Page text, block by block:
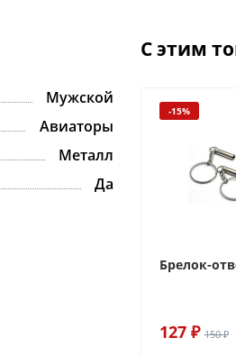
Мужской
Авиаторы
Металл
Да
С этим
-15%
Брелок-
127 ₽ 150 ₽